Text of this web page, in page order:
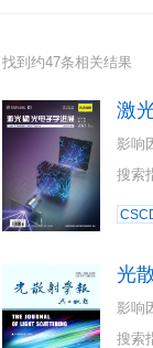
找到约47条相关结果
激
影响
搜索
光
影响
搜索